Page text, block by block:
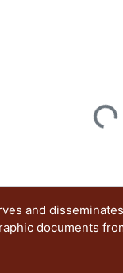
Loading...
and
documents